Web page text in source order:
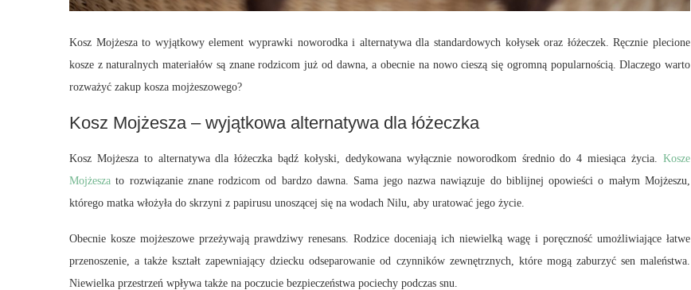
Kosz Mojżesza to wyjątkowy element wyprawki noworodka i alternatywa dla standardowych kołysek oraz łóżeczek. Ręcznie plecione
kosze z naturalnych materiałów są znane rodzicom już od dawna, a obecnie na nowo cieszą się ogromną popularnością. Dlaczego warto
rozważyć zakup kosza mojżeszowego?
Kosz Mojżesza – wyjątkowa alternatywa dla łóżeczka
Kosz Mojżesza to alternatywa dla łóżeczka bądź kołyski, dedykowana wyłącznie noworodkom średnio do 4 miesiąca życia. Kosze
Mojżesza to rozwiązanie znane rodzicom od bardzo dawna. Sama jego nazwa nawiązuje do biblijnej opowieści o małym Mojżeszu,
którego matka włożyła do skrzyni z papirusu unoszącej się na wodach Nilu, aby uratować jego życie.
Obecnie kosze mojżeszowe przeżywają prawdziwy renesans. Rodzice doceniają ich niewielką wagę i poręczność umożliwiające łatwe
przenoszenie, a także kształt zapewniający dziecku odseparowanie od czynników zewnętrznych, które mogą zaburzyć sen maleństwa.
Niewielka przestrzeń wpływa także na poczucie bezpieczeństwa pociechy podczas snu.